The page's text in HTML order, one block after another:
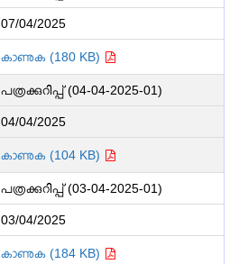
07/04/2025
കാണുക (180 KB)
പത്രക്കുറിപ്പ് (04-04-2025-01)
04/04/2025
കാണുക (104 KB)
പത്രക്കുറിപ്പ് (03-04-2025-01)
03/04/2025
കാണുക (184 KB)